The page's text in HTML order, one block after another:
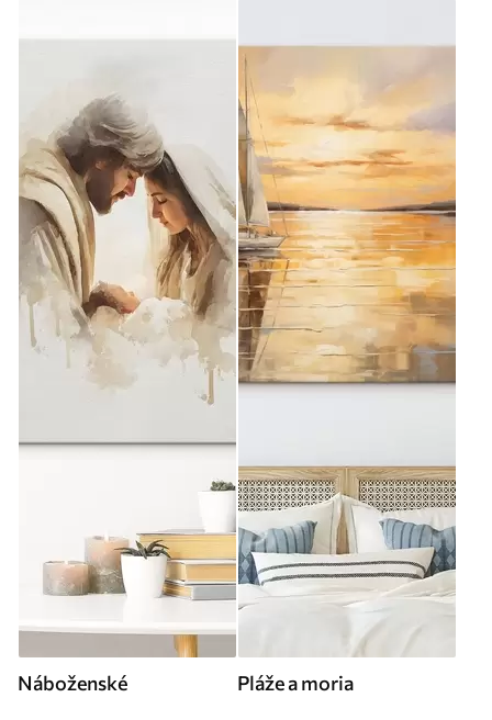
Náboženské Pláže a moria